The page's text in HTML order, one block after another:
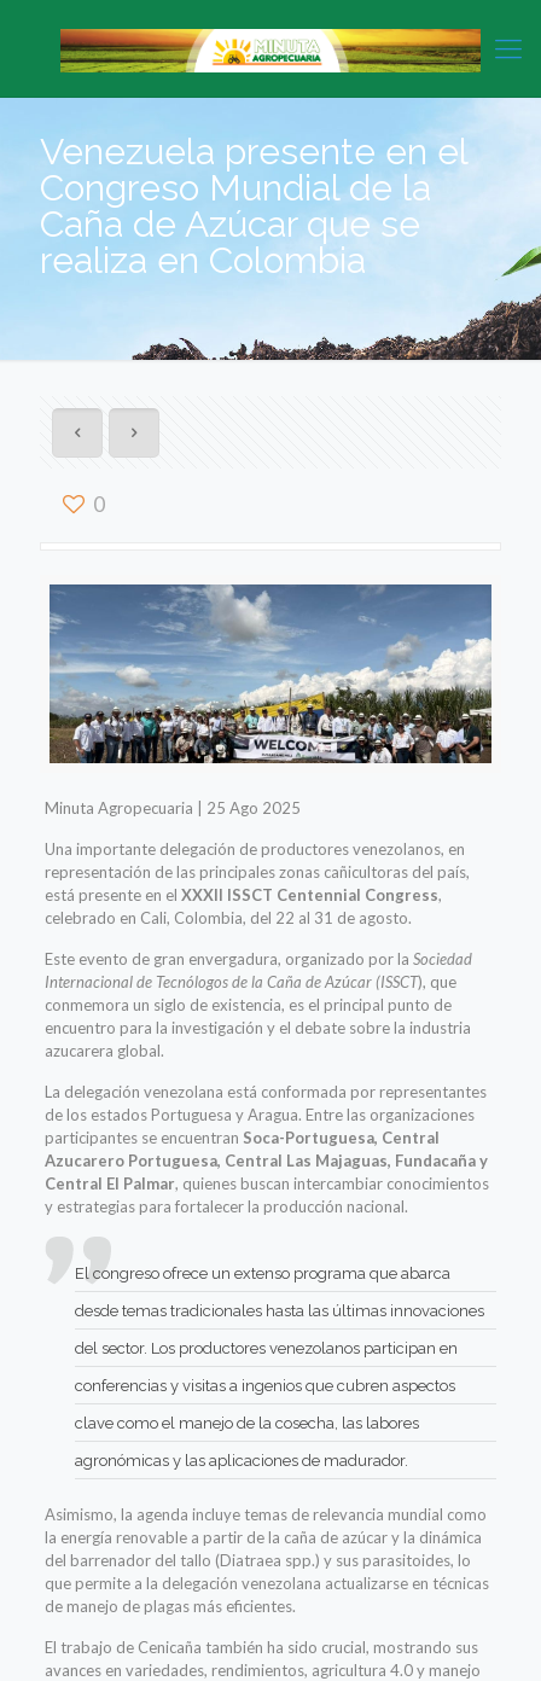
Venezuela presente en el
Congreso Mundial de la
Caña de Azúcar que se
realiza en Colombia
0
Minuta Agropecuaria | 25 Ago 2025
Una importante delegación de productores venezolanos, en
representación de las principales zonas cañicultoras del país,
está presente en el XXXII ISSCT Centennial Congress,
celebrado en Cali, Colombia, del 22 al 31 de agosto.
Este evento de gran envergadura, organizado por la Sociedad
Internacional de Tecnólogos de la Caña de Azúcar (ISSCT), que
conmemora un siglo de existencia, es el principal punto de
encuentro para la investigación y el debate sobre la industria
azucarera global.
La delegación venezolana está conformada por representantes
de los estados Portuguesa y Aragua. Entre las organizaciones
participantes se encuentran Soca-Portuguesa, Central
Azucarero Portuguesa, Central Las Majaguas, Fundacaña y
Central El Palmar, quienes buscan intercambiar conocimientos
y estrategias para fortalecer la producción nacional.
El congreso ofrece un extenso programa que abarca
desde temas tradicionales hasta las últimas innovaciones
del sector. Los productores venezolanos participan en
conferencias y visitas a ingenios que cubren aspectos
clave como el manejo de la cosecha, las labores
agronómicas y las aplicaciones de madurador.
Asimismo, la agenda incluye temas de relevancia mundial como
la energía renovable a partir de la caña de azúcar y la dinámica
del barrenador del tallo (Diatraea spp.) y sus parasitoides, lo
que permite a la delegación venezolana actualizarse en técnicas
de manejo de plagas más eficientes.
El trabajo de Cenicaña también ha sido crucial, mostrando sus
avances en variedades, rendimientos, agricultura 4.0 y manejo